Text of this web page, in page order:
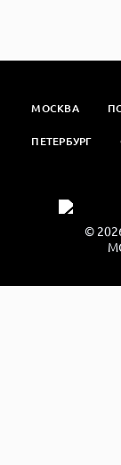
МОСКВА
ПЕТЕРБУРГ
©